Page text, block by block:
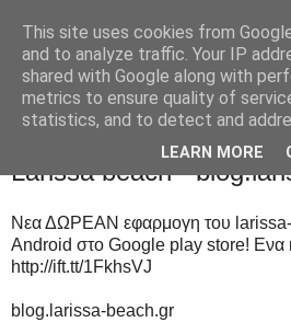
Larissa beach -
Νεα ΔΩΡΕΑΝ εφαρμογη του larissa-
Android στο Google play store! Ενα
http://ift.tt/1FkhsVJ
blog.larissa-beach.gr
This site uses cookies from
and to analyze traffic. Your IP
shared with Google along with
metrics to ensure quality of
statistics, and to detect and
LEARN MORE